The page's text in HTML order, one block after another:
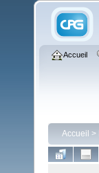
Accueil
Accueil >